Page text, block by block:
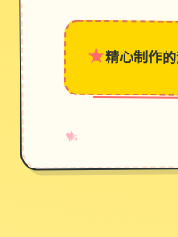
★精心制作
♥
✧
→